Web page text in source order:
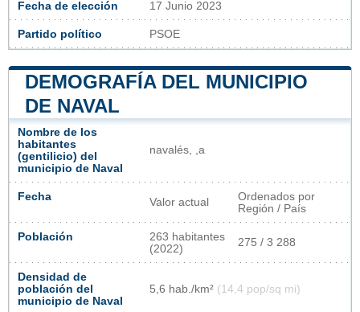
Fecha de elección 17 Junio 2023
Partido político PSOE
DEMOGRAFÍA DEL MUNICIPIO
DE NAVAL
Nombre de los
habitantes
(gentilicio) del
municipio de Naval
navalés, ,a
Fecha Valor actual
Ordenados por
Región / País
Población
263 habitantes
(2022)
275 / 3 288
Densidad de
población del
municipio de Naval
5,6 hab./km² (14,4 pop/sq mi)